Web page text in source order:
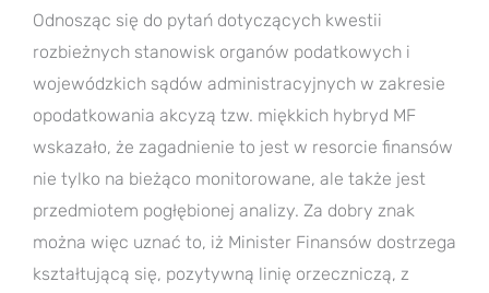
Odnosząc się do pytań dotyczących kwestii
rozbieżnych stanowisk organów podatkowych i
wojewódzkich sądów administracyjnych w zakresie
opodatkowania akcyzą tzw. miękkich hybryd MF
wskazało, że zagadnienie to jest w resorcie finansów
nie tylko na bieżąco monitorowane, ale także jest
przedmiotem pogłębionej analizy. Za dobry znak
można więc uznać to, iż Minister Finansów dostrzega
kształtującą się, pozytywną linię orzeczniczą, z